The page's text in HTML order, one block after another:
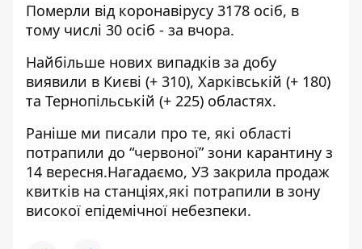
Померли від коронавірусу 3178 осіб, в
тому числі 30 осіб - за вчора.
Найбільше нових випадків за добу
виявили в Києві (+ 310), Харківській (+ 180)
та Тернопільській (+ 225) областях.
Раніше ми писали про те, які області
потрапили до “червоної” зони карантину з
14 вересня.Нагадаємо, УЗ закрила продаж
квитків на станціях,які потрапили в зону
високої епідемічної небезпеки.